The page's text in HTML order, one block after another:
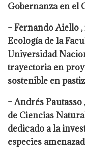
Gobernanza en el
– Fernando Aiello
Ecología de la
Universidad
trayectoria en
sostenible en
– Andrés
de Ciencias
dedicado a la
especies